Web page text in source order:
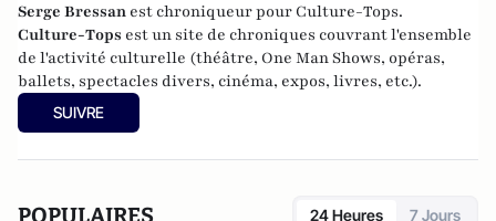
Serge Bressan est chroniqueur pour Culture-Tops.
Culture-Tops est un site de chroniques couvrant l'ensemble
de l'activité culturelle (théâtre, One Man Shows, opéras,
ballets, spectacles divers, cinéma, expos, livres, etc.).
SUIVRE
24 Heures 7 Jours